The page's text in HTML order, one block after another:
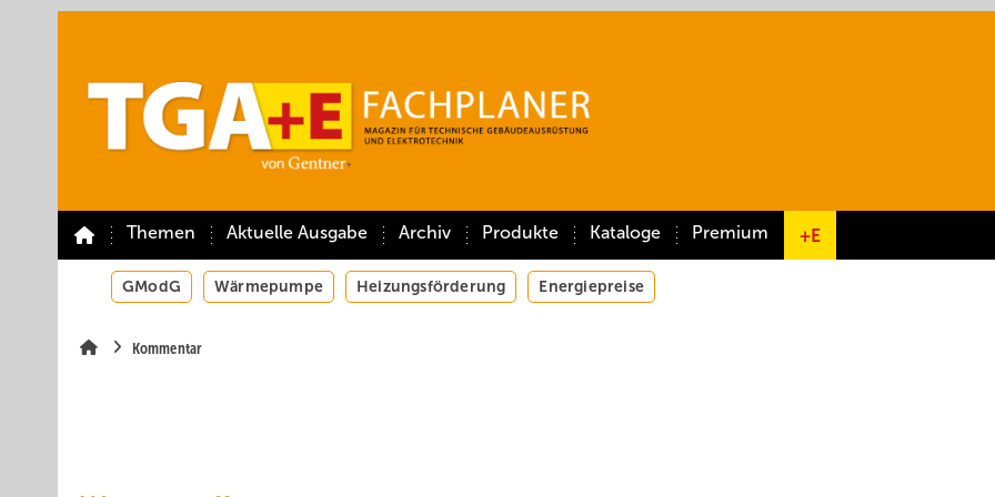
Themen Aktuelle Ausgabe Archiv Produkte Kataloge Premium +E
GModG Wärmepumpe Heizungsförderung Energiepreise
Kommentar